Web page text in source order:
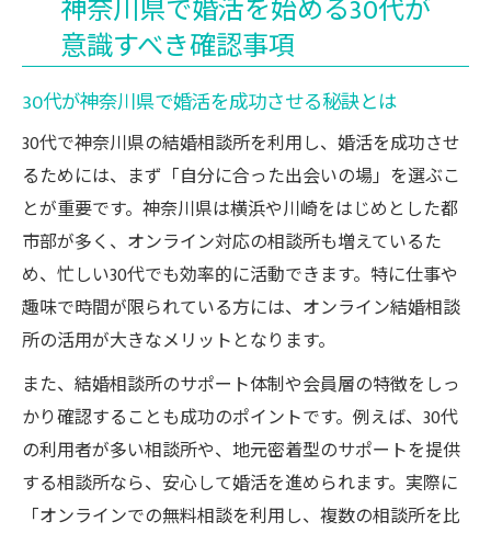
神奈川県で婚活を始める30代が
意識すべき確認事項
30代が神奈川県で婚活を成功させる秘訣とは
30代で神奈川県の結婚相談所を利用し、婚活を成功させ
るためには、まず「自分に合った出会いの場」を選ぶこ
とが重要です。神奈川県は横浜や川崎をはじめとした都
市部が多く、オンライン対応の相談所も増えているた
め、忙しい30代でも効率的に活動できます。特に仕事や
趣味で時間が限られている方には、オンライン結婚相談
所の活用が大きなメリットとなります。
また、結婚相談所のサポート体制や会員層の特徴をしっ
かり確認することも成功のポイントです。例えば、30代
の利用者が多い相談所や、地元密着型のサポートを提供
する相談所なら、安心して婚活を進められます。実際に
「オンラインでの無料相談を利用し、複数の相談所を比